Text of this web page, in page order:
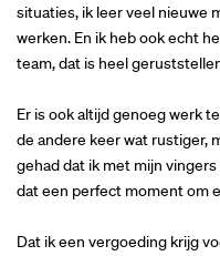
situaties, ik leer veel nieuwe
werken. En ik heb ook echt
team, dat is heel
Er is ook altijd genoeg werk
de andere keer wat rustiger,
gehad dat ik met mijn
dat een perfect moment om
Dat ik een vergoeding krijg